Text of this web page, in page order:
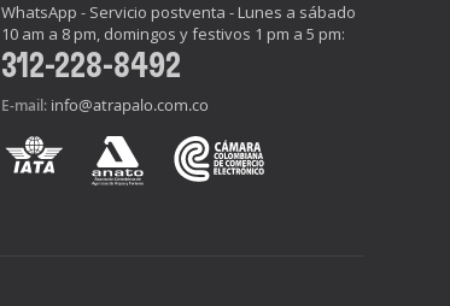
WhatsApp - Servicio postventa - Lunes a sábado
10 am a 8 pm, domingos y festivos 1 pm a 5 pm:
312-228-8492
E-mail: info@atrapalo.com.co